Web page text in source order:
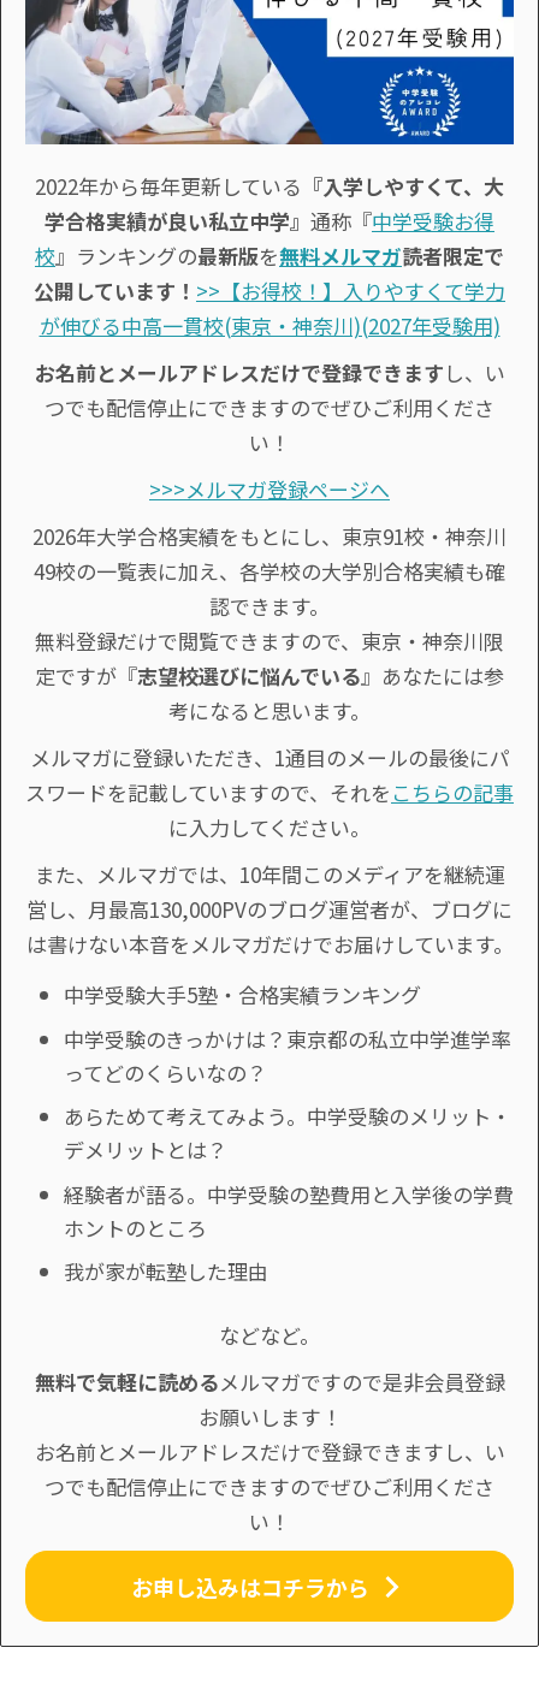
2022年から毎年更新している 『入学しやすくて、大
学合格実績が良い私立中学』 通称『中学受験お得
校』ランキングの最新版を無料メルマガ読者限定で
公開しています！ >>【お得校！】入りやすくて学力
が伸びる中高一貫校(東京・神奈川)(2027年受験用)
お名前とメールアドレスだけで登録できます し、い
つでも配信停止にできますのでぜひご利用くださ
い！
>>>メルマガ登録ページへ
2026年大学合格実績をもとにし、東京91校・神奈川
49校の一覧表に加え、各学校の大学別合格実績も確
認できます。
無料登録だけで閲覧できますので、東京・神奈川限
定ですが『志望校選びに悩んでいる』あなたには参
考になると思います。
メルマガに登録いただき、1通目のメールの最後にパ
スワードを記載していますので、それを こちらの記事
に入力してください。
また、メルマガでは、10年間このメディアを継続運
営し、月最高130,000PVのブログ運営者が、ブログに
は書けない本音をメルマガだけでお届けしています。
中学受験大手5塾・合格実績ランキング
中学受験のきっかけは？東京都の私立中学進学率
ってどのくらいなの？
あらためて考えてみよう。中学受験のメリット・
デメリットとは？
経験者が語る。中学受験の塾費用と入学後の学費
ホントのところ
我が家が転塾した理由
などなど。
無料で気軽に読めるメルマガですので是非会員登録
お願いします！
お名前とメールアドレスだけで登録できますし、い
つでも配信停止にできますのでぜひご利用くださ
い！
お申し込みはコチラから